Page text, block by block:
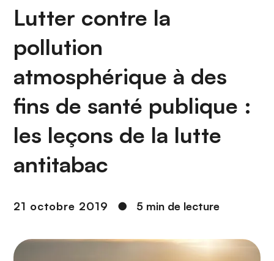
a
n
e
Lutter contre la
pollution
atmosphérique à des
fins de santé publique :
les leçons de la lutte
antitabac
21 octobre 2019 ● 5 min de lecture